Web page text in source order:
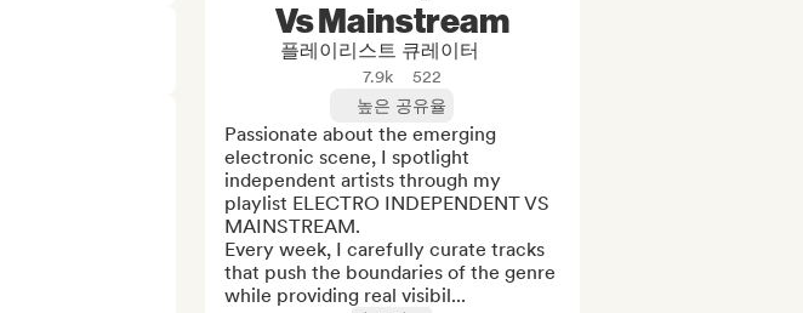
Vs Mainstream
플레이리스트 큐레이터
7.9k
522
높은 공유율
Passionate about the emerging
electronic scene, I spotlight
independent artists through my
playlist ELECTRO INDEPENDENT VS
MAINSTREAM.
Every week, I carefully curate tracks
that push the boundaries of the genre
while providing real visibil...